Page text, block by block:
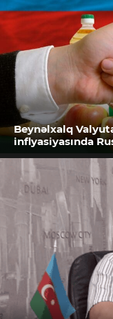
Beynəlxalq
inflyasiyasında